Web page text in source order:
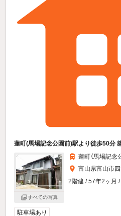
蓮町(馬場記念公園前)駅より徒歩50分
すべての写真
蓮町（馬場記念
富山県富山市
2階建 / 57年2ヶ月 /
駐車場あり